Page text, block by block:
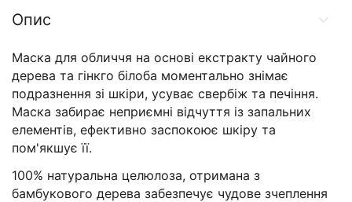
Опис
Маска для обличчя на основі екстракту чайного
дерева та гінкго білоба моментально знімає
подразнення зі шкіри, усуває свербіж та печіння.
Маска забирає неприємні відчуття із запальних
елементів, ефективно заспокоює шкіру та
пом'якшує її.
100% натуральна целюлоза, отримана з
бамбукового дерева забезпечує чудове зчеплення